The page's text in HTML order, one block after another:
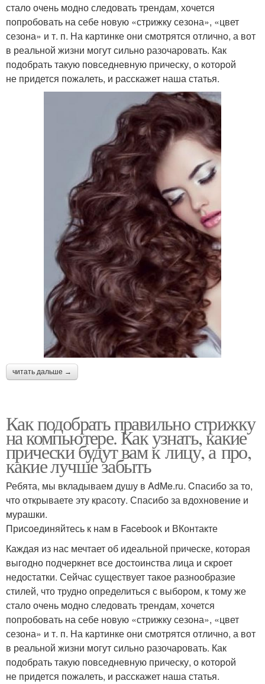
стало очень модно следовать трендам, хочется
попробовать на себе новую «стрижку сезона», «цвет
сезона» и т. п. На картинке они смотрятся отлично, а вот
в реальной жизни могут сильно разочаровать. Как
подобрать такую повседневную прическу, о которой
не придется пожалеть, и расскажет наша статья.
читать дальше →
Как подобрать правильно стрижку
на компьютере. Как узнать, какие
прически будут вам к лицу, а про,
какие лучше забыть
Ребята, мы вкладываем душу в AdMe.ru. Cпасибо за то,
что открываете эту красоту. Спасибо за вдохновение и
мурашки.
Присоединяйтесь к нам в Facebook и ВКонтакте
Каждая из нас мечтает об идеальной прическе, которая
выгодно подчеркнет все достоинства лица и скроет
недостатки. Сейчас существует такое разнообразие
стилей, что трудно определиться с выбором, к тому же
стало очень модно следовать трендам, хочется
попробовать на себе новую «стрижку сезона», «цвет
сезона» и т. п. На картинке они смотрятся отлично, а вот
в реальной жизни могут сильно разочаровать. Как
подобрать такую повседневную прическу, о которой
не придется пожалеть, и расскажет наша статья.